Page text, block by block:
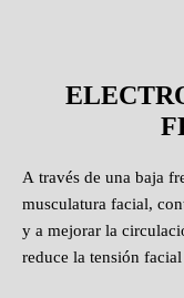
A través de una baja
musculatura facial,
y a mejorar la
reduce la tensión